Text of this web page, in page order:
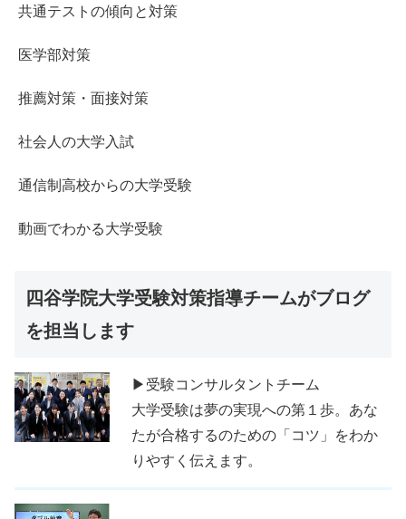
共通テストの傾向と対策
医学部対策
推薦対策・面接対策
社会人の大学入試
通信制高校からの大学受験
動画でわかる大学受験
四谷学院大学受験対策指導チームがブログ
を担当します
▶受験コンサルタントチーム
大学受験は夢の実現への第１歩。あな
たが合格するのための「コツ」をわか
りやすく伝えます。